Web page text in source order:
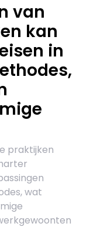
van
kan
in
praktijken
wat